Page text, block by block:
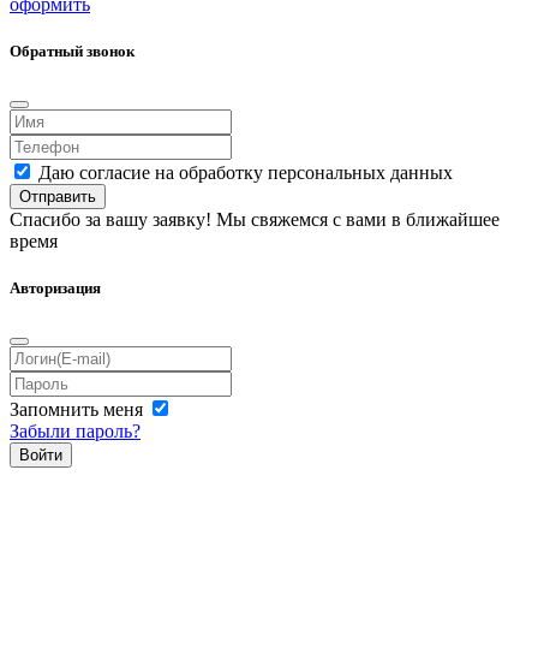
Обратный звонок
Даю согласие на обработку персональных данных
Отправить
Спасибо за вашу заявку! Мы свяжемся с вами в ближайшее
время
Авторизация
Запомнить меня
Забыли пароль?
Войти